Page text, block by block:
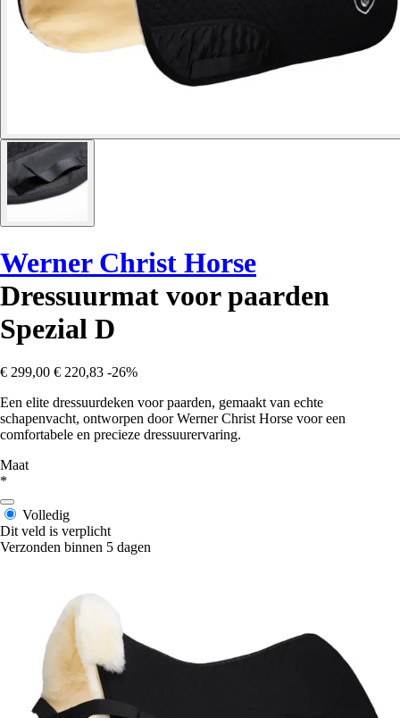
Werner Christ Horse
Dressuurmat voor paarden
Spezial D
€ 299,00 € 220,83 -26%
Een elite dressuurdeken voor paarden, gemaakt van echte
schapenvacht, ontworpen door Werner Christ Horse voor een
comfortabele en precieze dressuurervaring.
Maat
*
Volledig
Dit veld is verplicht
Verzonden binnen 5 dagen